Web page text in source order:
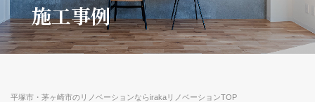
施工事例
平塚市・茅ヶ崎市のリノベーションならirakaリノベーションTOP